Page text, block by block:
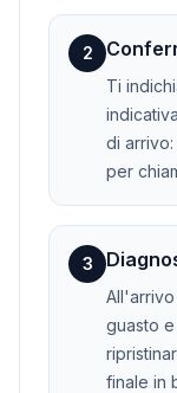
2
Ti
di
per
3
guasto
finale in